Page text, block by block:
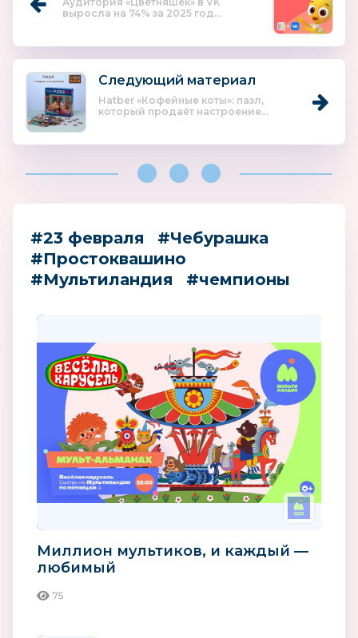
выросла на 74% за 2025 год...
Следующий материал
Hatber «Кофейные коты»: пазл,
который продаёт настроение...
#23 февраля
#Чебурашка
#Простоквашино
#Мультиландия
#чемпионы
Миллион мультиков, и каждый —
любимый
75